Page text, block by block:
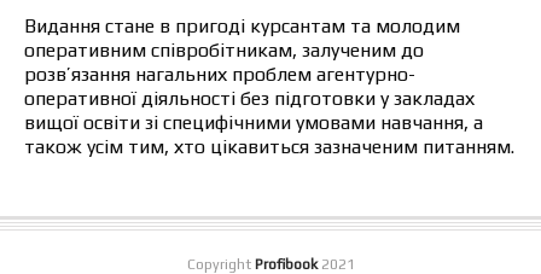
Видання стане в пригоді курсантам та молодим
оперативним співробітникам, залученим до
розв’язання нагальних проблем агентурно-
оперативної діяльності без підготовки у закладах
вищої освіти зі специфічними умовами навчання, а
також усім тим, хто цікавиться зазначеним питанням.
Copyright Profibook2021